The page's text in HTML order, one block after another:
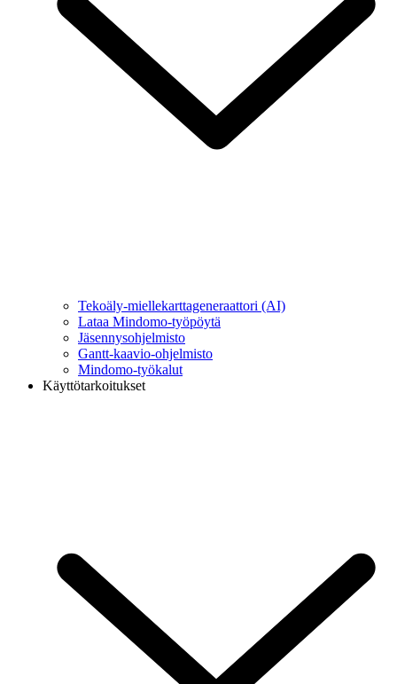
Tekoäly-miellekarttageneraattori (AI)
Lataa Mindomo-työpöytä
Jäsennysohjelmisto
Gantt-kaavio-ohjelmisto
Mindomo-työkalut
Käyttötarkoitukset